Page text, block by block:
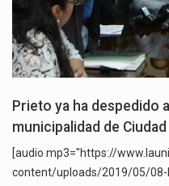
Prieto ya ha despedido
municipalidad de
[audio mp3="https://
content/uploads/2019/05/08-